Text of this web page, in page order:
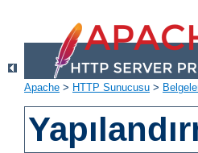
Apache > HTTP Sunucusu >